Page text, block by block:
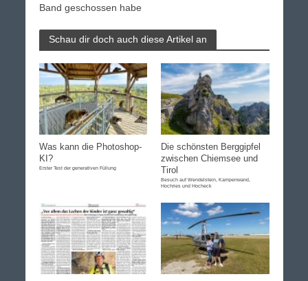
Band geschossen habe
Schau dir doch auch diese Artikel an
Was kann die Photoshop-
KI?
Erster Test der generativen Füllung
Die schönsten Berggipfel
zwischen Chiemsee und
Tirol
Besuch auf Wendelstein, Kampenwand,
Hochries und Hocheck